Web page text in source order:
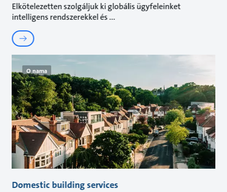
Elkötelezetten szolgáljuk ki globális ügyfeleinket
intelligens rendszerekkel és
O nama
Domestic building services